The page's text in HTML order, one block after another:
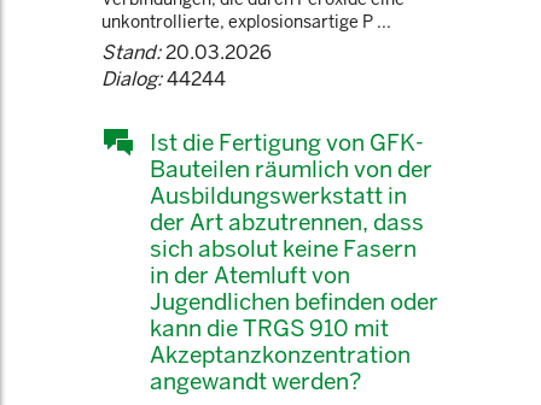
unkontrollierte, explosionsartige P ...
Stand:20.03.2026
Dialog:44244
Ist die Fertigung von GFK-
Bauteilen räumlich von der
Ausbildungswerkstatt in
der Art abzutrennen, dass
sich absolut keine Fasern
in der Atemluft von
Jugendlichen befinden oder
kann die TRGS 910 mit
Akzeptanzkonzentration
angewandt werden?